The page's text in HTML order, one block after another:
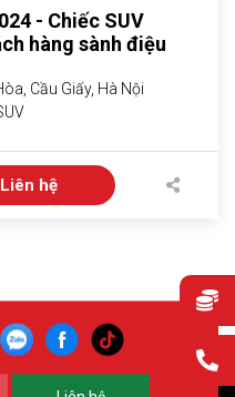
- Chiếc SUV
hàng sành điệu
Cầu Giấy, Hà Nội
Liên hệ